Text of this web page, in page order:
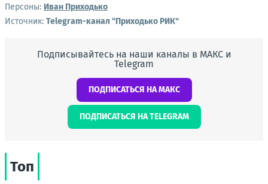
Персоны: Иван Приходько
Источник: Telegram-канал "Приходько РИК"
Подписывайтесь на наши каналы в МАКС и
Telegram
ПОДПИСАТЬСЯ НА МАКС
ПОДПИСАТЬСЯ НА TELEGRAM
Топ